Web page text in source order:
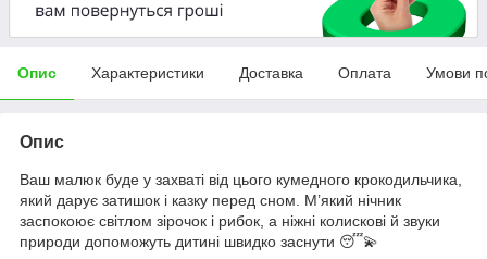
Опис Характеристики Доставка Оплата Умови
Опис
Ваш малюк буде у захваті від цього кумедного крокодильчика,
який дарує затишок і казку перед сном. М’який нічник
заспокоює світлом зірочок і рибок, а ніжні колискові й звуки
природи допоможуть дитині швидко заснути 😴💫